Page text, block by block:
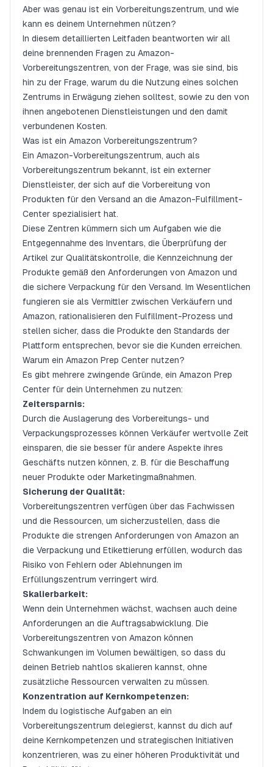
Aber was genau ist ein Vorbereitungszentrum, und wie
kann es deinem Unternehmen nützen?
In diesem detaillierten Leitfaden beantworten wir all
deine brennenden Fragen zu Amazon-
Vorbereitungszentren, von der Frage, was sie sind, bis
hin zu der Frage, warum du die Nutzung eines solchen
Zentrums in Erwägung ziehen solltest, sowie zu den von
ihnen angebotenen Dienstleistungen und den damit
verbundenen Kosten.
Was ist ein Amazon Vorbereitungszentrum?
Ein Amazon-Vorbereitungszentrum, auch als
Vorbereitungszentrum bekannt, ist ein externer
Dienstleister, der sich auf die Vorbereitung von
Produkten für den Versand an die Amazon-Fulfillment-
Center spezialisiert hat.
Diese Zentren kümmern sich um Aufgaben wie die
Entgegennahme des Inventars, die Überprüfung der
Artikel zur Qualitätskontrolle, die Kennzeichnung der
Produkte gemäß den Anforderungen von Amazon und
die sichere Verpackung für den Versand. Im Wesentlichen
fungieren sie als Vermittler zwischen Verkäufern und
Amazon, rationalisieren den Fulfillment-Prozess und
stellen sicher, dass die Produkte den Standards der
Plattform entsprechen, bevor sie die Kunden erreichen.
Warum ein Amazon Prep Center nutzen?
Es gibt mehrere zwingende Gründe, ein Amazon Prep
Center für dein Unternehmen zu nutzen:
Zeitersparnis:
Durch die Auslagerung des Vorbereitungs- und
Verpackungsprozesses können Verkäufer wertvolle Zeit
einsparen, die sie besser für andere Aspekte ihres
Geschäfts nutzen können, z. B. für die Beschaffung
neuer Produkte oder Marketingmaßnahmen.
Sicherung der Qualität:
Vorbereitungszentren verfügen über das Fachwissen
und die Ressourcen, um sicherzustellen, dass die
Produkte die strengen Anforderungen von Amazon an
die Verpackung und Etikettierung erfüllen, wodurch das
Risiko von Fehlern oder Ablehnungen im
Erfüllungszentrum verringert wird.
Skalierbarkeit:
Wenn dein Unternehmen wächst, wachsen auch deine
Anforderungen an die Auftragsabwicklung. Die
Vorbereitungszentren von Amazon können
Schwankungen im Volumen bewältigen, so dass du
deinen Betrieb nahtlos skalieren kannst, ohne
zusätzliche Ressourcen verwalten zu müssen.
Konzentration auf Kernkompetenzen:
Indem du logistische Aufgaben an ein
Vorbereitungszentrum delegierst, kannst du dich auf
deine Kernkompetenzen und strategischen Initiativen
konzentrieren, was zu einer höheren Produktivität und